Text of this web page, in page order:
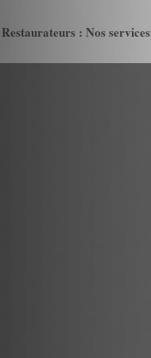
Restaurateurs : Nos services